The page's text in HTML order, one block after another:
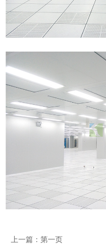
上一篇： 第一页